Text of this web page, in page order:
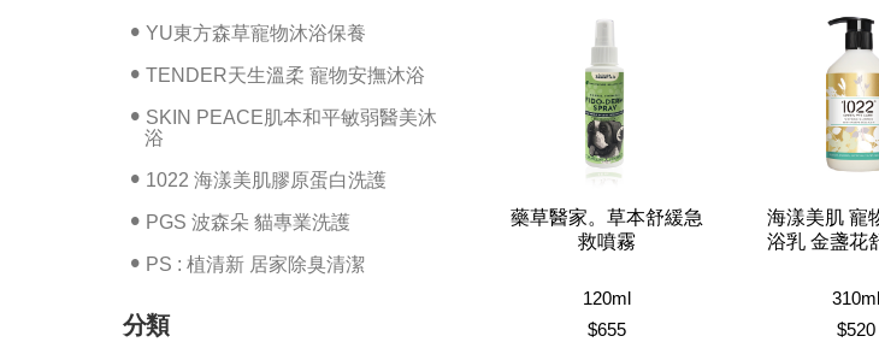
YU東方森草寵物沐浴保養
TENDER天生溫柔 寵物安撫沐浴
SKIN PEACE肌本和平敏弱醫美沐
浴
1022 海漾美肌膠原蛋白洗護
PGS 波森朵 貓專業洗護
PS : 植清新 居家除臭清潔
分類
藥草醫家。草本舒緩急
救噴霧
120ml
$655
海漾美肌 寵
浴乳 金盞花
310ml
$520